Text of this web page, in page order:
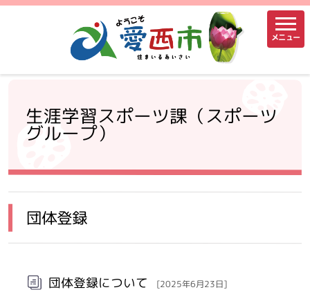
メニュー
生涯学習スポーツ課（スポーツ
グループ）
団体登録
団体登録について [2025年6月23日]